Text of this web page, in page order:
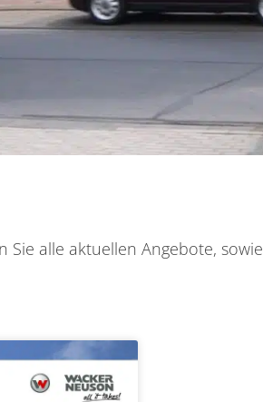
Sie alle aktuellen Angebote,